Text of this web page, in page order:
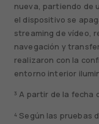
nueva, partiendo de
el dispositivo se
streaming de vídeo,
navegación y
realizaron con la
entorno interior
³ A partir de la fecha
⁴ Según las pruebas